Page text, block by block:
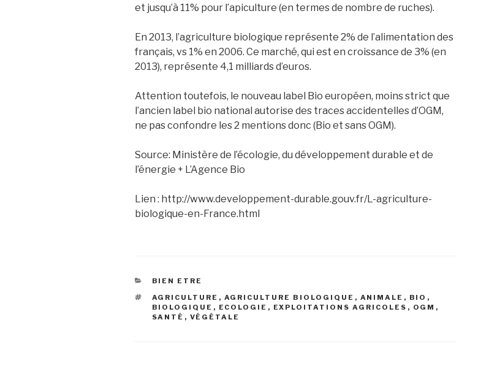
et jusqu’à 11% pour l’apiculture (en termes de nombre de ruches).
En 2013, l’agriculture biologique représente 2% de l’alimentation des
français, vs 1% en 2006. Ce marché, qui est en croissance de 3% (en
2013), représente 4,1 milliards d’euros.
Attention toutefois, le nouveau label Bio européen, moins strict que
l’ancien label bio national autorise des traces accidentelles d’OGM,
ne pas confondre les 2 mentions donc (Bio et sans OGM).
Source: Ministère de l’écologie, du développement durable et de
l’énergie + L’Agence Bio
Lien : http://www.developpement-durable.gouv.fr/L-agriculture-
biologique-en-France.html
CATEGORIES
BIEN ETRE
TAGS
AGRICULTURE , AGRICULTURE BIOLOGIQUE , ANIMALE , BIO ,
BIOLOGIQUE , ECOLOGIE , EXPLOITATIONS AGRICOLES , OGM ,
SANTÉ , VÉGÉTALE